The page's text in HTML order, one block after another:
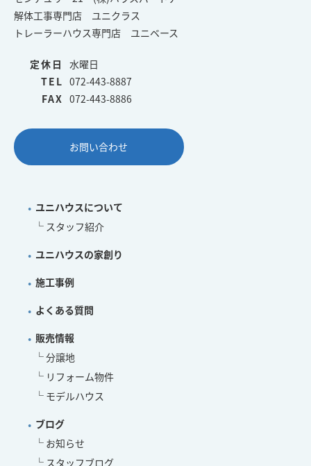
解体工事専門店 ユニクラス
トレーラーハウス専門店 ユニベース
定休日
水曜日
TEL 072-443-8887
FAX 072-443-8886
お問い合わせ
ユニハウスについて
スタッフ紹介
ユニハウスの家創り
施工事例
よくある質問
販売情報
分譲地
リフォーム物件
モデルハウス
ブログ
お知らせ
スタッフブログ